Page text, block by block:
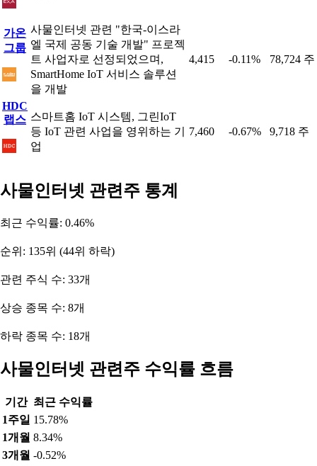
가온
그룹
사물인터넷 관련 "한국-이스라
엘 국제 공동 기술 개발" 프로젝
트 사업자로 선정되었으며,
SmartHome IoT 서비스 솔루션
을 개발
4,415 -0.11% 78,724 주
HDC
랩스 스마트홈 IoT 시스템, 그린IoT
등 IoT 관련 사업을 영위하는 기
업
7,460 -0.67% 9,718 주
사물인터넷 관련주 통계
최근 수익률: 0.46%
순위: 135위 (44위 하락)
관련 주식 수: 33개
상승 종목 수: 8개
하락 종목 수: 18개
사물인터넷 관련주 수익률 흐름
기간 최근 수익률
1주일 15.78%
1개월 8.34%
3개월 -0.52%